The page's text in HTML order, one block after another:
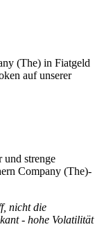
(The) in Fiatgeld
auf unserer
und strenge
Company (The)-
nicht die
- hohe Volatilität